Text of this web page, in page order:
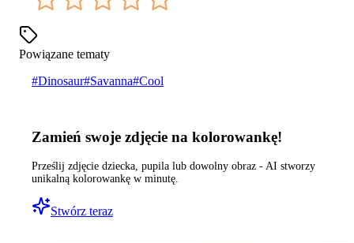
Powiązane tematy
#Dinosaur#Savanna#Cool
Zamień swoje zdjęcie na kolorowankę!
Prześlij zdjęcie dziecka, pupila lub dowolny obraz - AI stworzy
unikalną kolorowankę w minutę.
Stwórz teraz